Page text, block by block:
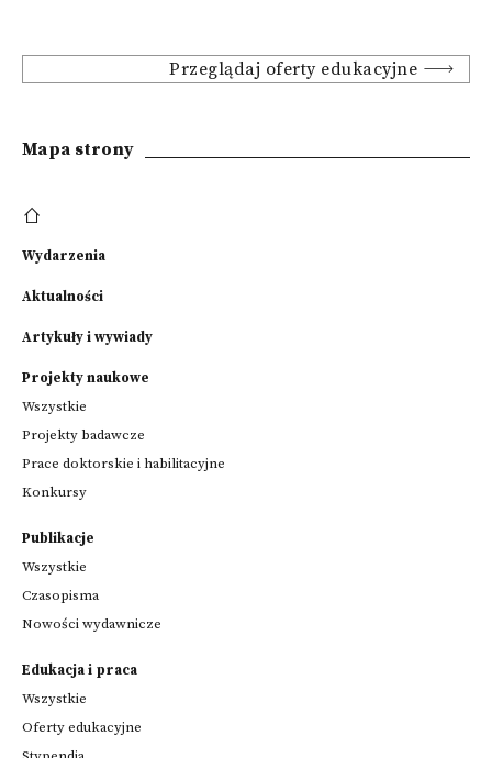
Przeglądaj oferty edukacyjne
Mapa strony
Wydarzenia
Aktualności
Artykuły i wywiady
Projekty naukowe
Wszystkie
Projekty badawcze
Prace doktorskie i habilitacyjne
Konkursy
Publikacje
Wszystkie
Czasopisma
Nowości wydawnicze
Edukacja i praca
Wszystkie
Oferty edukacyjne